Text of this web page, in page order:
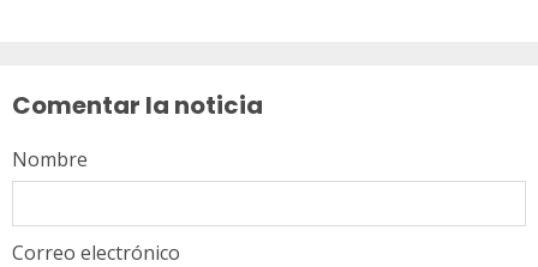
Comentar la noticia
Nombre
Correo electrónico